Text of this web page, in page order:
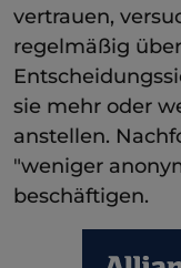
vertrauen,
regelmäßig
sie mehr oder
anstellen.
"weniger
beschäftigen.